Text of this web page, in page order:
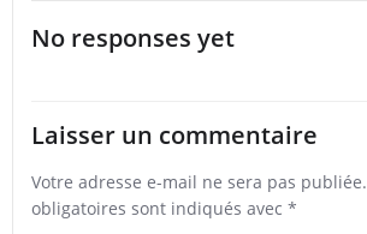
No responses yet
Laisser un commentaire
Votre adresse e-mail ne sera pas publiée.
obligatoires sont indiqués avec *